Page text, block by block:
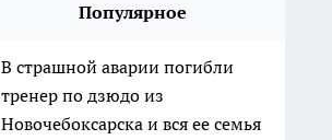
Популярное
В страшной аварии погибли
тренер по дзюдо из
Новочебоксарска и вся ее семья